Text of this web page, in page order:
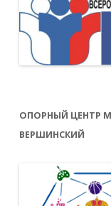
ОПОРНЫЙ ЦЕНТР
ВЕРШИНСКИЙ